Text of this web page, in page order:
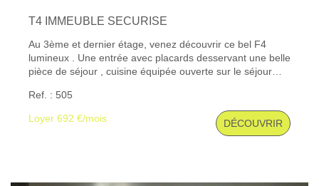
T4 IMMEUBLE SECURISE
Au 3ème et dernier étage, venez découvrir ce bel F4
lumineux . Une entrée avec placards desservant une belle
pièce de séjour , cuisine équipée ouverte sur le séjour
Il est composé de trois belles chambres. Les informations
sur les risques auxquels ce bien est exposé sont
disponibles sur le site Géorisques : www. georisques.
Ref. : 505
Loyer 692 €/mois DÉCOUVRIR